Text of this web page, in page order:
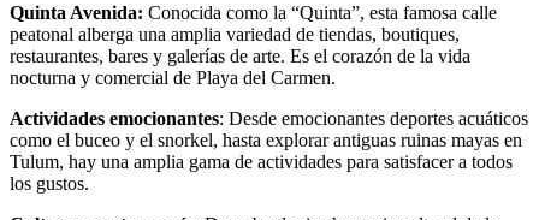
Quinta Avenida: Conocida como la “Quinta”, esta famosa calle
peatonal alberga una amplia variedad de tiendas, boutiques,
restaurantes, bares y galerías de arte. Es el corazón de la vida
nocturna y comercial de Playa del Carmen.
Actividades emocionantes: Desde emocionantes deportes acuáticos
como el buceo y el snorkel, hasta explorar antiguas ruinas mayas en
Tulum, hay una amplia gama de actividades para satisfacer a todos
los gustos.